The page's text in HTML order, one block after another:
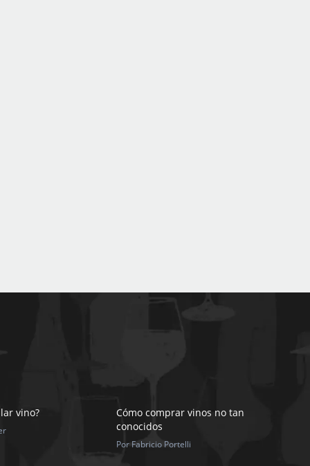
vino?
Cómo comprar vinos no tan
conocidos
Por Fabricio Portelli